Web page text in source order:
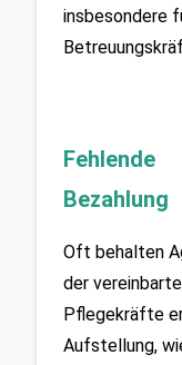
insbesondere
Bezahlung
Oft behalten
der
Pflegekräfte
Aufstellung,